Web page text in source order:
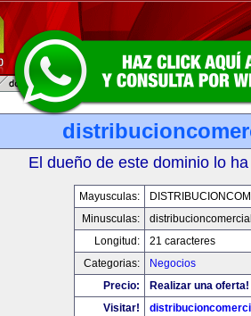
El dueño de este dominio lo
Mayusculas:
Minusculas:
Longitud:
21 caracteres
Categorias:
Negocios
Precio:
Realizar una oferta!
Visitar!